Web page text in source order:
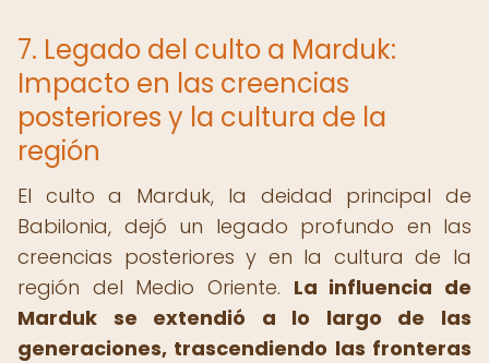
7. Legado del culto a Marduk:
Impacto en las creencias
posteriores y la cultura de la
región
El culto a Marduk, la deidad principal de
Babilonia, dejó un legado profundo en las
creencias posteriores y en la cultura de la
región del Medio Oriente. La influencia de
Marduk se extendió a lo largo de las
generaciones, trascendiendo las fronteras